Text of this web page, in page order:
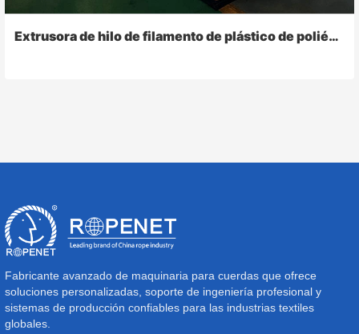
Extrusora de hilo de filamento de plástico de poliéster HDPE PP
Fabricante avanzado de maquinaria para cuerdas que ofrece
soluciones personalizadas, soporte de ingeniería profesional y
sistemas de producción confiables para las industrias textiles
globales.